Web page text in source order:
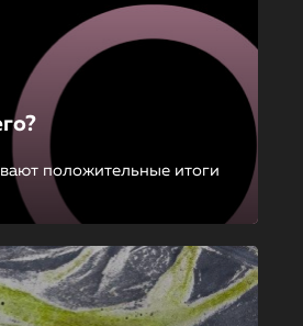
положительные итоги